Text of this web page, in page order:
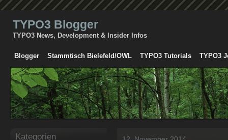
TYPO3 Blogger
TYPO3 News, Development & Insider Infos
Blogger Stammtisch Bielefeld/OWL TYPO3 Tutorials TYPO3
Kategorien